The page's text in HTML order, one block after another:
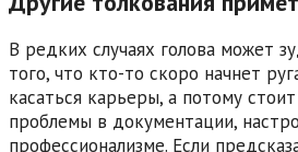
В редких случаях голова может
того, что кто-то скоро начнет
касаться карьеры, а потому
проблемы в документации,
профессионализме. Если